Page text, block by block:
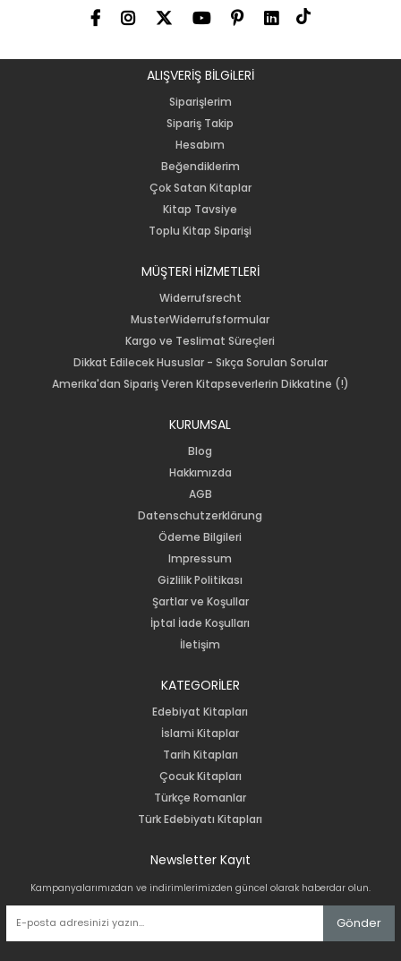
ALIŞVERİŞ BİLGiLERİ
Siparişlerim
Sipariş Takip
Hesabım
Beğendiklerim
Çok Satan Kitaplar
Kitap Tavsiye
Toplu Kitap Siparişi
MÜŞTERİ HİZMETLERİ
Widerrufsrecht
MusterWiderrufsformular
Kargo ve Teslimat Süreçleri
Dikkat Edilecek Hususlar - Sıkça Sorulan Sorular
Amerika'dan Sipariş Veren Kitapseverlerin Dikkatine (!)
KURUMSAL
Blog
Hakkımızda
AGB
Datenschutzerklärung
Ödeme Bilgileri
Impressum
Gizlilik Politikası
Şartlar ve Koşullar
İptal İade Koşulları
İletişim
KATEGORİLER
Edebiyat Kitapları
İslami Kitaplar
Tarih Kitapları
Çocuk Kitapları
Türkçe Romanlar
Türk Edebiyatı Kitapları
Newsletter Kayıt
Kampanyalarımızdan ve indirimlerimizden güncel olarak haberdar olun.
Gönder